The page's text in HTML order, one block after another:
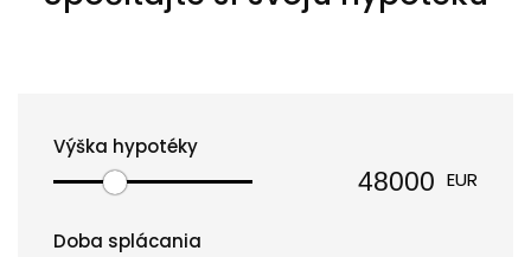
Výška hypotéky
EUR
Doba splácania